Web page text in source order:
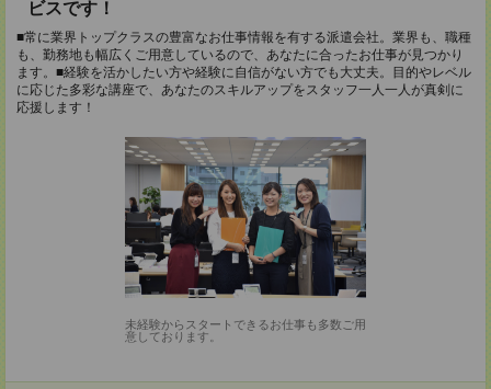
ビスです！
■常に業界トップクラスの豊富なお仕事情報を有する派遣会社。業界も、職種
も、勤務地も幅広くご用意しているので、あなたに合ったお仕事が見つかり
ます。■経験を活かしたい方や経験に自信がない方でも大丈夫。目的やレベル
に応じた多彩な講座で、あなたのスキルアップをスタッフ一人一人が真剣に
応援します！
未経験からスタートできるお仕事も多数ご用
意しております。